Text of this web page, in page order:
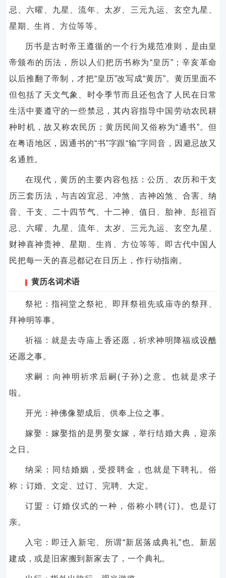
忌、六曜、九星、流年、太岁、三元九运、玄空九星、
星期、生肖、方位等等。
历书是古时帝王遵循的一个行为规范准则，是由皇
帝颁布的历法，所以人们把历书称为“皇历”；辛亥革命
以后推翻了帝制，才把“皇历”改写成“黄历”。黄历里面不
但包括了天文气象、时令季节而且还包含了人民在日常
生活中要遵守的一些禁忌，其内容指导中国劳动农民耕
种时机，故又称农民历；黄历民间又俗称为“通书”。但
在粤语地区，因通书的“书”字跟“输”字同音，因避忌故又
名通胜。
在现代，黄历的主要内容包括：公历、农历和干支
历三套历法，与吉凶宜忌、冲煞、吉神凶煞、合害、纳
音、干支、二十四节气、十二神、值日、胎神、彭祖百
忌、六曜、九星、流年、太岁、三元九运、玄空九星、
财神喜神贵神、星期、生肖、方位等等。即古代中国人
民把每一天的喜忌都记在日历上，作行动指南。
黄历名词术语
祭祀：指祠堂之祭祀、即拜祭祖先或庙寺的祭拜、
拜神明等事。
祈福：就是去寺庙上香还愿，祈求神明降福或设醮
还愿之事。
求嗣：向神明祈求后嗣(子孙)之意。也就是求子
啦。
开光：神佛像塑成后、供奉上位之事。
嫁娶：嫁娶指的是男娶女嫁，举行结婚大典，迎亲
之日。
纳采：同结婚姻，受授聘金，也就是下聘礼。俗
称：订婚、文定、过订、完聘、大定。
订盟：订婚仪式的一种，俗称小聘(订)。也是订
亲。
入宅：即迁入新宅、所谓“新居落成典礼”也。新居
建成，或是旧家搬到新家去了，一个典礼。